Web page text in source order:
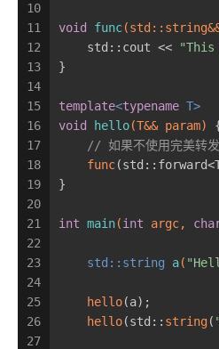
10
11
12
13
14
15
16
17
18
19
20
21
22
23
24
25
26
27
void func
    std::cout <<
}
template<typename T>
void
hello(T&& param)
// 如果不使用完美转
func
}
int main(int argc,
std::string a(
hello(a);
hello(std:: string(